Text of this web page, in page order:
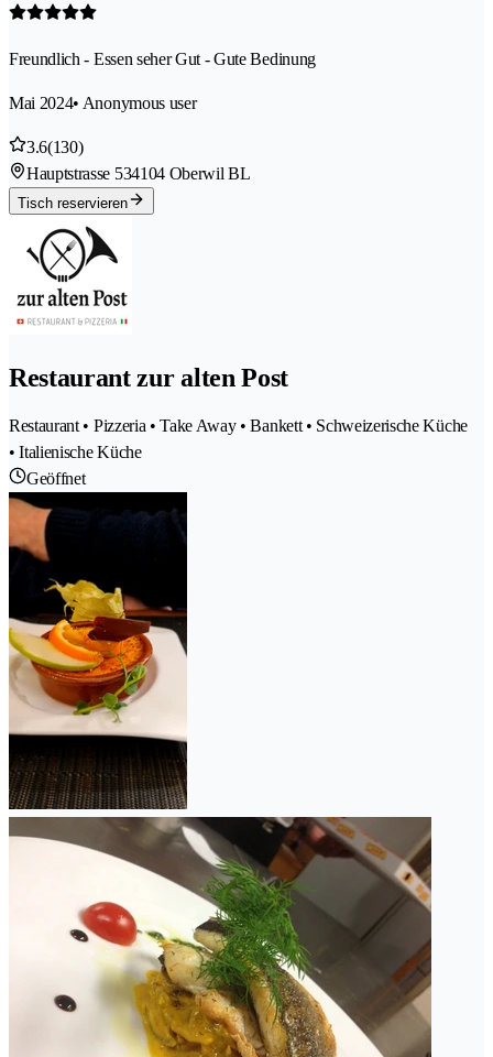
Freundlich - Essen seher Gut - Gute Bedinung
Mai 2024• Anonymous user
3.6(130)
Hauptstrasse 534104 Oberwil BL
Tisch reservieren
Restaurant zur alten Post
Restaurant • Pizzeria • Take Away • Bankett • Schweizerische Küche
• Italienische Küche
Geöffnet